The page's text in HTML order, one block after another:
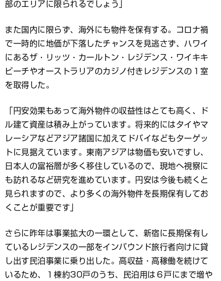
部のエリアに限られるでしょう」
また国内に限らず、海外にも物件を保有する。コロナ禍
で一時的に地価が下落したチャンスを見逃さず、ハワイ
にあるザ・リッツ・カールトン・レジデンス・ワイキキ
ビーチやオーストラリアのカジノ付きレジデンスの１室
を取得した。
「円安効果もあって海外物件の収益性はとても高く、ド
ル建て資産は積み上がっています。将来的にはタイやマ
レーシアなどアジア諸国に加えてドバイなどもターゲッ
トに見据えています。東南アジアは物価も安いですし、
日本人の富裕層が多く移住しているので、現地へ視察に
も訪れるなど研究を進めています。円安は今後も続くと
見られますので、より多くの海外物件を長期保有してお
くことが重要です」
さらに昨年は事業拡大の一環として、新宿に長期保有し
ているレジデンスの一部をインバウンド旅行者向けに貸
し出す民泊事業に乗り出した。高収益・高稼働を続けて
いるため、１棟約30戸のうち、民泊用は６戸にまで増や